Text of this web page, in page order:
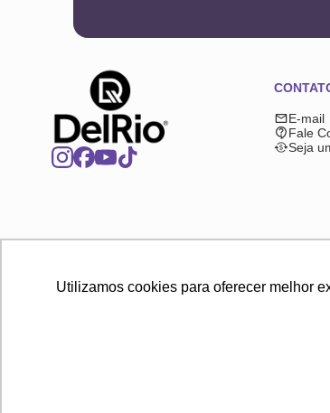
Utilizamos cookies para oferecer melhor
E-mail
Fale
Seja
2025 © Copyright DelRio. Todos os direitos